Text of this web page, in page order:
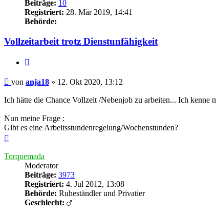
Beiträge: 10
Registriert: 28. Mär 2019, 14:41
Behörde:
Vollzeitarbeit trotz Dienstunfähigkeit
Beitrag
von anja18 » 12. Okt 2020, 13:12
Ich hätte die Chance Vollzeit /Nebenjob zu arbeiten... Ich kenne
Nun meine Frage :
Gibt es eine Arbeitsstundenregelung/Wochenstunden?
Torquemada
Moderator
Beiträge: 3973
Registriert: 4. Jul 2012, 13:08
Behörde: Ruheständler und Privatier
Geschlecht: